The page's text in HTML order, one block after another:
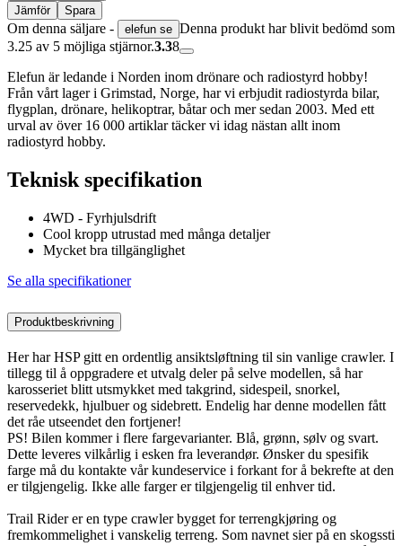
Jämför
Spara
Om denna säljare - elefun se Denna produkt har blivit bedömd som
3.25 av 5 möjliga stjärnor.3.38
Elefun är ledande i Norden inom drönare och radiostyrd hobby!
Från vårt lager i Grimstad, Norge, har vi erbjudit radiostyrda bilar,
flygplan, drönare, helikoptrar, båtar och mer sedan 2003. Med ett
urval av över 16 000 artiklar täcker vi idag nästan allt inom
radiostyrd hobby.
Teknisk specifikation
4WD - Fyrhjulsdrift
Cool kropp utrustad med många detaljer
Mycket bra tillgänglighet
Se alla specifikationer
Produktbeskrivning
Her har HSP gitt en ordentlig ansiktsløftning til sin vanlige crawler. I
tillegg til å oppgradere et utvalg deler på selve modellen, så har
karosseriet blitt utsmykket med takgrind, sidespeil, snorkel,
reservedekk, hjulbuer og sidebrett. Endelig har denne modellen fått
det råe utseendet den fortjener!
PS! Bilen kommer i flere fargevarianter. Blå, grønn, sølv og svart.
Dette leveres vilkårlig i esken fra leverandør. Ønsker du spesifik
farge må du kontakte vår kundeservice i forkant for å bekrefte at den
er tilgjengelig. Ikke alle farger er tilgjengelig til enhver tid.
Trail Rider er en type crawler bygget for terrengkjøring og
fremkommelighet i vanskelig terreng. Som navnet sier på en skogssti